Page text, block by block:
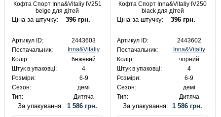
Кофта Спорт Inna&Vitaliy IV251
beige для дітей
Ціна за штучку: 396 грн.
Артикул ID:
2443603
Постачальник:
Inna&Vitaliy
Колір:
бежевий
Штук в упаковці:
4
Розміри:
6-9
Сезон:
демі
Тип:
Дитяча
За упакування: 1 586 грн.
Кофта Спорт Inna&Vitaliy IV250
black для дітей
Ціна за штучку: 396 грн.
Артикул ID:
2443602
Постачальник:
Inna&Vitaliy
Колір:
чорний
Штук в упаковці:
4
Розміри:
6-9
Сезон:
демі
Тип:
Дитяча
За упакування:1 586 грн.